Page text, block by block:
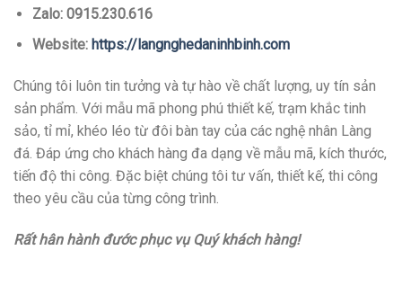
Zalo: 0915.230.616
Website: https://langnghedaninhbinh.com
Chúng tôi luôn tin tưởng và tự hào về chất lượng, uy tín sản
sản phẩm. Với mẫu mã phong phú thiết kế, trạm khắc tinh
sảo, tỉ mỉ, khéo léo từ đôi bàn tay của các nghệ nhân Làng
đá. Đáp ứng cho khách hàng đa dạng về mẫu mã, kích thước,
tiến độ thi công. Đặc biệt chúng tôi tư vấn, thiết kế, thi công
theo yêu cầu của từng công trình.
Rất hân hành đước phục vụ Quý khách hàng!